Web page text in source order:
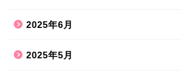
2025年6月
2025年5月